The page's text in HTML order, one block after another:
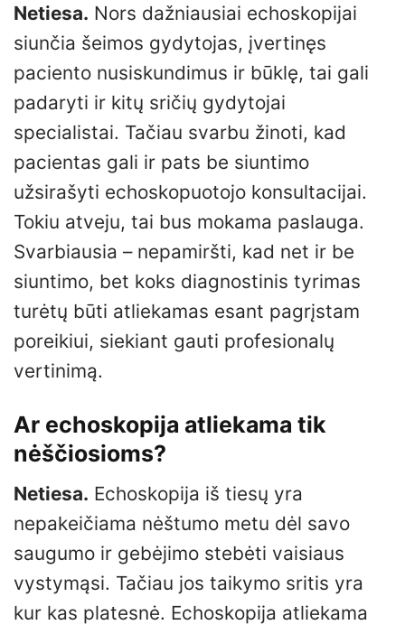
Netiesa. Nors dažniausiai echoskopijai
siunčia šeimos gydytojas, įvertinęs
paciento nusiskundimus ir būklę, tai gali
padaryti ir kitų sričių gydytojai
specialistai. Tačiau svarbu žinoti, kad
pacientas gali ir pats be siuntimo
užsirašyti echoskopuotojo konsultacijai.
Tokiu atveju, tai bus mokama paslauga.
Svarbiausia – nepamiršti, kad net ir be
siuntimo, bet koks diagnostinis tyrimas
turėtų būti atliekamas esant pagrįstam
poreikiui, siekiant gauti profesionalų
vertinimą.
Ar echoskopija atliekama tik
nėščiosioms?
Netiesa. Echoskopija iš tiesų yra
nepakeičiama nėštumo metu dėl savo
saugumo ir gebėjimo stebėti vaisiaus
vystymąsi. Tačiau jos taikymo sritis yra
kur kas platesnė. Echoskopija atliekama